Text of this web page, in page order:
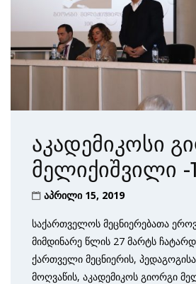
აკადემიკოსი
მელიქიშვილი -
აპრილი 15, 2019
საქართველოს მეცნიერებათა
მიმდინარე წლის 27 მარტს
ქართველი მეცნიერის,
მოღვაწის, აკადემიკოს გიორგი